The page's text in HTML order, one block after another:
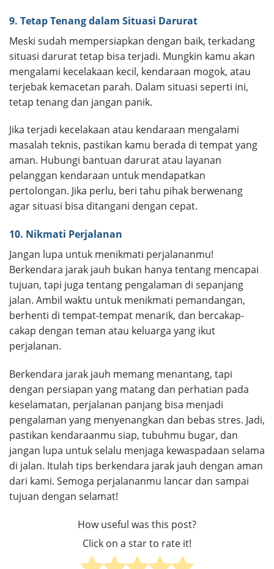
9. Tetap Tenang dalam Situasi Darurat
Meski sudah mempersiapkan dengan baik, terkadang
situasi darurat tetap bisa terjadi. Mungkin kamu akan
mengalami kecelakaan kecil, kendaraan mogok, atau
terjebak kemacetan parah. Dalam situasi seperti ini,
tetap tenang dan jangan panik.
Jika terjadi kecelakaan atau kendaraan mengalami
masalah teknis, pastikan kamu berada di tempat yang
aman. Hubungi bantuan darurat atau layanan
pelanggan kendaraan untuk mendapatkan
pertolongan. Jika perlu, beri tahu pihak berwenang
agar situasi bisa ditangani dengan cepat.
10. Nikmati Perjalanan
Jangan lupa untuk menikmati perjalananmu!
Berkendara jarak jauh bukan hanya tentang mencapai
tujuan, tapi juga tentang pengalaman di sepanjang
jalan. Ambil waktu untuk menikmati pemandangan,
berhenti di tempat-tempat menarik, dan bercakap-
cakap dengan teman atau keluarga yang ikut
perjalanan.
Berkendara jarak jauh memang menantang, tapi
dengan persiapan yang matang dan perhatian pada
keselamatan, perjalanan panjang bisa menjadi
pengalaman yang menyenangkan dan bebas stres. Jadi,
pastikan kendaraanmu siap, tubuhmu bugar, dan
jangan lupa untuk selalu menjaga kewaspadaan selama
di jalan. Itulah tips berkendara jarak jauh dengan aman
dari kami. Semoga perjalananmu lancar dan sampai
tujuan dengan selamat!
How useful was this post?
Click on a star to rate it!